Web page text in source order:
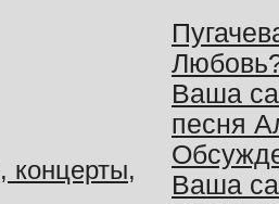
Ваша
песня
Ваша